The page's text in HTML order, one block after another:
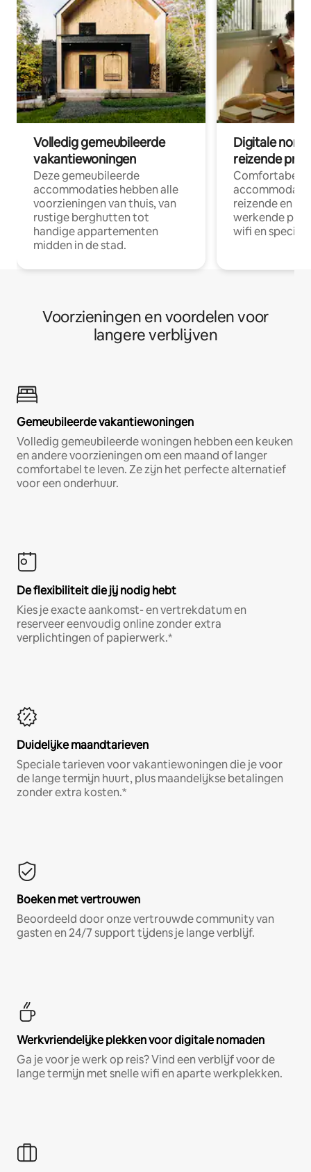
Volledig gemeubileerde
vakantiewoningen
Deze gemeubileerde
accommodaties hebben alle
voorzieningen van thuis, van
rustige berghutten tot
handige appartementen
midden in de stad.
Digitale
reizende
Comfortabele
reizende en
werkende
wifi en
Voorzieningen en voordelen voor
langere verblijven
Gemeubileerde vakantiewoningen
Volledig gemeubileerde woningen hebben een keuken
en andere voorzieningen om een maand of langer
comfortabel te leven. Ze zijn het perfecte alternatief
voor een onderhuur.
De flexibiliteit die jij nodig hebt
Kies je exacte aankomst- en vertrekdatum en
reserveer eenvoudig online zonder extra
verplichtingen of papierwerk.*
Duidelijke maandtarieven
Speciale tarieven voor vakantiewoningen die je voor
de lange termijn huurt, plus maandelijkse betalingen
zonder extra kosten.*
Boeken met vertrouwen
Beoordeeld door onze vertrouwde community van
gasten en 24/7 support tijdens je lange verblijf.
Werkvriendelijke plekken voor digitale nomaden
Ga je voor je werk op reis? Vind een verblijf voor de
lange termijn met snelle wifi en aparte werkplekken.